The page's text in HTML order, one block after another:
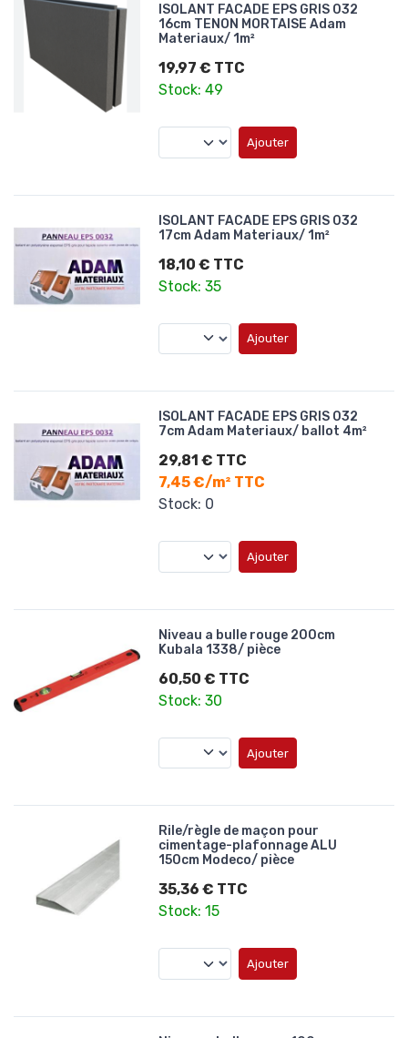
ISOLANT FACADE EPS GRIS 032
16cm TENON MORTAISE Adam
Materiaux/ 1m²
19,97 € TTC
Stock: 49
Ajouter
ISOLANT FACADE EPS GRIS 032
17cm Adam Materiaux/ 1m²
18,10 € TTC
Stock: 35
Ajouter
ISOLANT FACADE EPS GRIS 032
7cm Adam Materiaux/ ballot 4m²
29,81 € TTC
7,45 €/m² TTC
Stock: 0
Ajouter
Niveau a bulle rouge 200cm
Kubala 1338/ pièce
60,50 € TTC
Stock: 30
Ajouter
Rile/règle de maçon pour
cimentage-plafonnage ALU
150cm Modeco/ pièce
35,36 € TTC
Stock: 15
Ajouter